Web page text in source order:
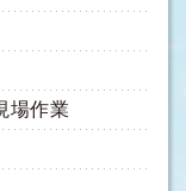
場作業